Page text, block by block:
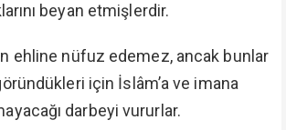
beyan etmişlerdir.
ehline nüfuz edemez, ancak bunlar
için İslâm’a ve imana
darbeyi vururlar.